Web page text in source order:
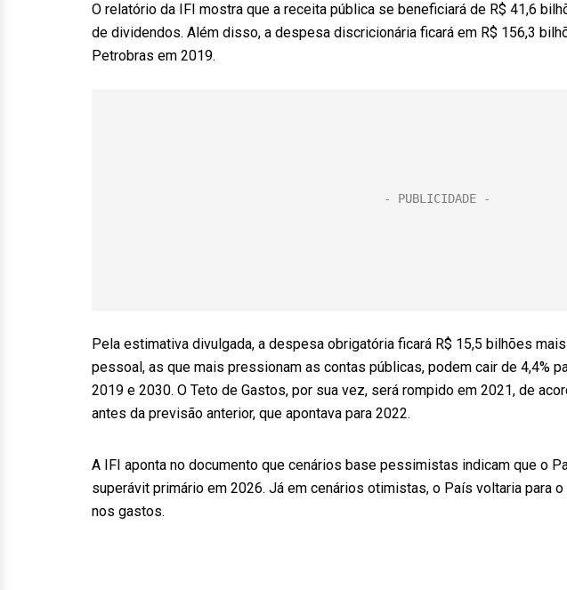
O relatório da IFI mostra que a receita pública se beneficiará de R$ 41,6
de dividendos. Além disso, a despesa discricionária ficará em R$ 156,3
Petrobras em 2019.
Pela estimativa divulgada, a despesa obrigatória ficará R$ 15,5 bilhões
pessoal, as que mais pressionam as contas públicas, podem cair de 4,4%
2019 e 2030. O Teto de Gastos, por sua vez, será rompido em 2021, de
antes da previsão anterior, que apontava para 2022.
A IFI aponta no documento que cenários base pessimistas indicam que o
superávit primário em 2026. Já em cenários otimistas, o País voltaria para
nos gastos.